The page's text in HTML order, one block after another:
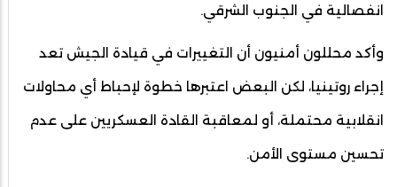
انفصالية في الجنوب الشرقي.
وأكد محللون أمنيون أن التغييرات في قيادة الجيش تعد
إجراء روتينيا، لكن البعض اعتبرها خطوة لإحباط أي محاولات
انقلابية محتملة، أو لمعاقبة القادة العسكريين على عدم
تحسين مستوى الأمن.